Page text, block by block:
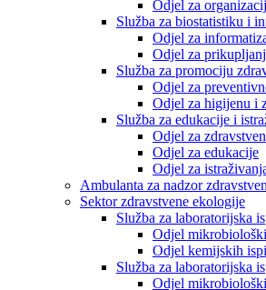
Odjel za
Služba za biostatistiku i
Odjel za
Odjel za
Služba za promociju
Odjel za
Odjel za higijenu i
Služba za edukacije i
Odjel za
Odjel za edukacije
Odjel za
Ambulanta za nadzor
Sektor zdravstvene ekologije
Služba za laboratorijska
Odjel
Odjel kemijskih
Služba za laboratorijska
Odjel